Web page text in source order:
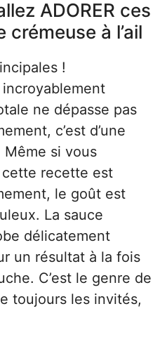
ADORER ces
à l’ail
!
incroyablement
ne dépasse pas
c’est d’une
si vous
recette est
le goût est
La sauce
délicatement
un résultat à la fois
C’est le genre de
toujours les invités,